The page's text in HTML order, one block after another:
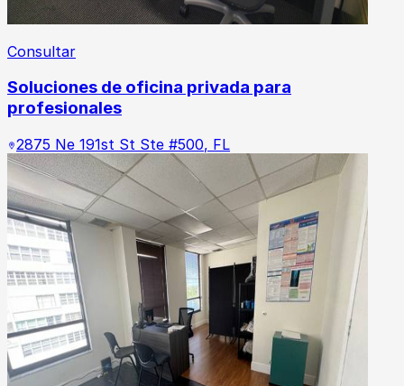
Consultar
Soluciones de oficina privada para
profesionales
2875 Ne 191st St Ste #500, FL